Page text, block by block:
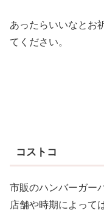
あったらいいなとお
てください。
コストコ
市販のハンバーガー
店舗や時期によって